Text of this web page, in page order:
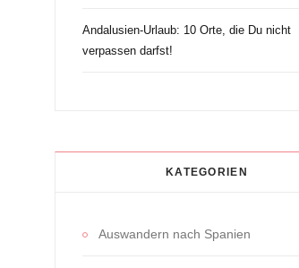
Andalusien-Urlaub: 10 Orte, die Du nicht
verpassen darfst!
KATEGORIEN
Auswandern nach Spanien